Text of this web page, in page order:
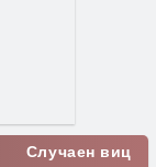
Случаен виц